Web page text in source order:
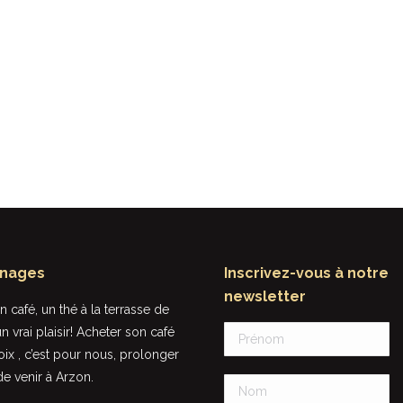
café, un thé à la terrasse de
vrai plaisir! Acheter son café
, c’est pour nous, prolonger
venir à Arzon.
trouver dans les supermarchés, le goût,
l’odeur et les sensations sont
incomparables !
Le café est torréfié sur place, il est
Inscrivez-vous à notre
newsletter